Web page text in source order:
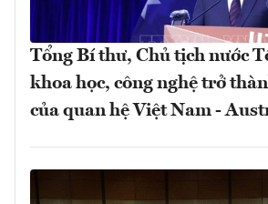
Tổng Bí thư, Chủ tịch nước
khoa học, công nghệ trở
của quan hệ Việt Nam -